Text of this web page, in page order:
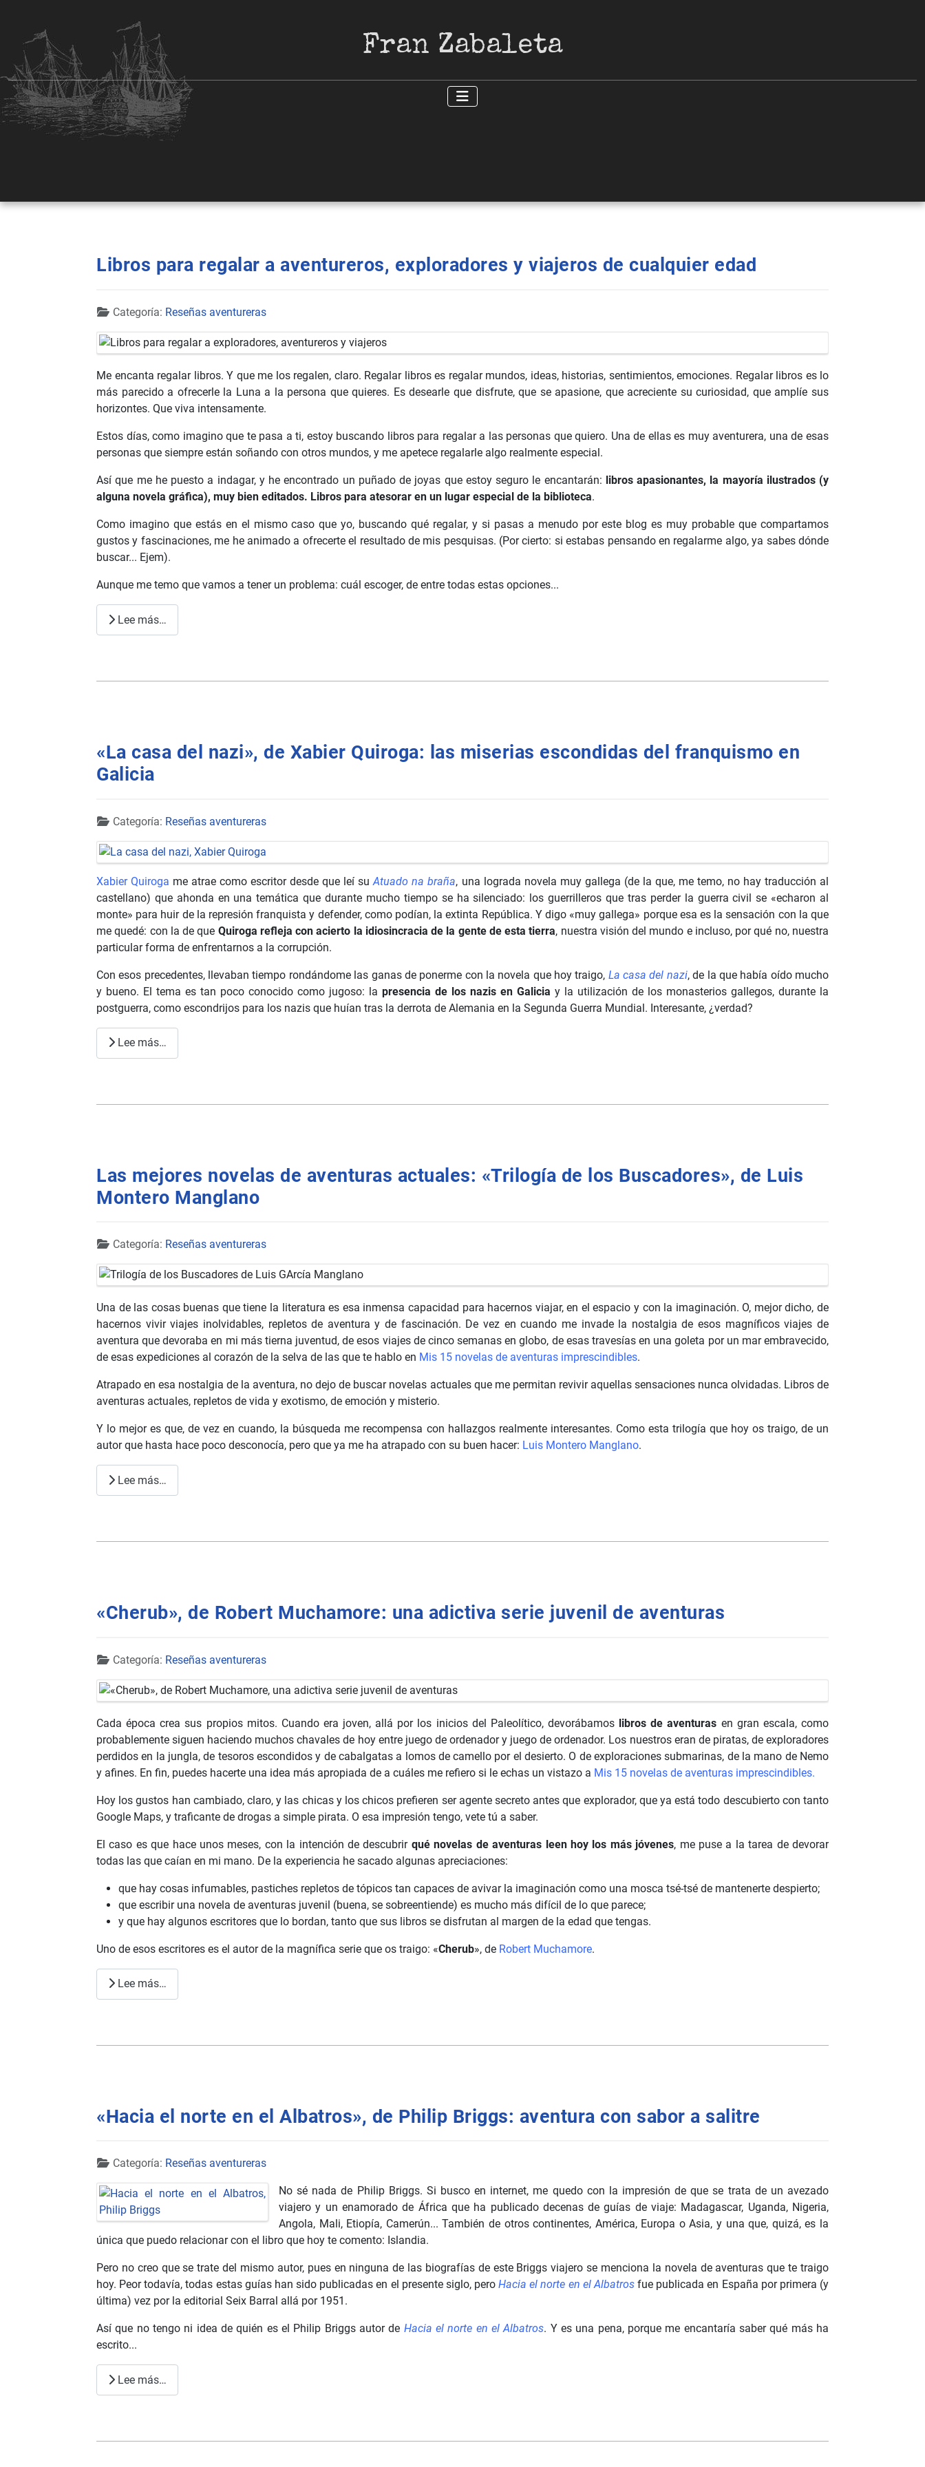
Fran Zabaleta
Libros para regalar a aventureros, exploradores y viajeros de cualquier edad
Detalles
Categoría: Reseñas aventureras
Me encanta regalar libros. Y que me los regalen, claro. Regalar libros es regalar mundos, ideas, historias, sentimientos, emociones. Regalar libros es lo
más parecido a ofrecerle la Luna a la persona que quieres. Es desearle que disfrute, que se apasione, que acreciente su curiosidad, que amplíe sus
horizontes. Que viva intensamente.
Estos días, como imagino que te pasa a ti, estoy buscando libros para regalar a las personas que quiero. Una de ellas es muy aventurera, una de esas
personas que siempre están soñando con otros mundos, y me apetece regalarle algo realmente especial.
Así que me he puesto a indagar, y he encontrado un puñado de joyas que estoy seguro le encantarán: libros apasionantes, la mayoría ilustrados (y
alguna novela gráfica), muy bien editados. Libros para atesorar en un lugar especial de la biblioteca.
Como imagino que estás en el mismo caso que yo, buscando qué regalar, y si pasas a menudo por este blog es muy probable que compartamos
gustos y fascinaciones, me he animado a ofrecerte el resultado de mis pesquisas. (Por cierto: si estabas pensando en regalarme algo, ya sabes dónde
buscar... Ejem).
Aunque me temo que vamos a tener un problema: cuál escoger, de entre todas estas opciones...
Lee más…
«La casa del nazi», de Xabier Quiroga: las miserias escondidas del franquismo en
Galicia
Detalles
Categoría: Reseñas aventureras
Xabier Quiroga me atrae como escritor desde que leí suAtuado na braña, una lograda novela muy gallega (de la que, me temo, no hay traducción al
castellano) que ahonda en una temática que durante mucho tiempo se ha silenciado: los guerrilleros que tras perder la guerra civil se «echaron al
monte» para huir de la represión franquista y defender, como podían, la extinta República. Y digo «muy gallega» porque esa es la sensación con la que
me quedé: con la de que Quiroga refleja con acierto la idiosincracia de la gente de esta tierra, nuestra visión del mundo e incluso, por qué no, nuestra
particular forma de enfrentarnos a la corrupción.
Con esos precedentes, llevaban tiempo rondándome las ganas de ponerme con la novela que hoy traigo, La casa del nazi, de la que había oído mucho
y bueno. El tema es tan poco conocido como jugoso: la presencia de los nazis en Galicia y la utilización de los monasterios gallegos, durante la
postguerra, como escondrijos para los nazis que huían tras la derrota de Alemania en la Segunda Guerra Mundial. Interesante, ¿verdad?
Lee más…
Las mejores novelas de aventuras actuales: «Trilogía de los Buscadores», de Luis
Montero Manglano
Detalles
Categoría: Reseñas aventureras
Una de las cosas buenas que tiene la literatura es esa inmensa capacidad para hacernos viajar, en el espacio y con la imaginación. O, mejor dicho, de
hacernos vivir viajes inolvidables, repletos de aventura y de fascinación. De vez en cuando me invade la nostalgia de esos magníficos viajes de
aventura que devoraba en mi más tierna juventud, de esos viajes de cinco semanas en globo, de esas travesías en una goleta por un mar embravecido,
de esas expediciones al corazón de la selva de las que te hablo en Mis 15 novelas de aventuras imprescindibles.
Atrapado en esa nostalgia de la aventura, no dejo de buscar novelas actuales que me permitan revivir aquellas sensaciones nunca olvidadas. Libros de
aventuras actuales, repletos de vida y exotismo, de emoción y misterio.
Y lo mejor es que, de vez en cuando, la búsqueda me recompensa con hallazgos realmente interesantes. Como esta trilogía que hoy os traigo, de un
autor que hasta hace poco desconocía, pero que ya me ha atrapado con su buen hacer: Luis Montero Manglano.
Lee más…
«Cherub», de Robert Muchamore: una adictiva serie juvenil de aventuras
Detalles
Categoría: Reseñas aventureras
Cada época crea sus propios mitos. Cuando era joven, allá por los inicios del Paleolítico, devorábamos libros de aventuras en gran escala, como
probablemente siguen haciendo muchos chavales de hoy entre juego de ordenador y juego de ordenador. Los nuestros eran de piratas, de exploradores
perdidos en la jungla, de tesoros escondidos y de cabalgatas a lomos de camello por el desierto. O de exploraciones submarinas, de la mano de Nemo
y afines. En fin, puedes hacerte una idea más apropiada de a cuáles me refiero si le echas un vistazo a Mis 15 novelas de aventuras imprescindibles.
Hoy los gustos han cambiado, claro, y las chicas y los chicos prefieren ser agente secreto antes que explorador, que ya está todo descubierto con tanto
Google Maps, y traficante de drogas a simple pirata. O esa impresión tengo, vete tú a saber.
El caso es que hace unos meses, con la intención de descubrir qué novelas de aventuras leen hoy los más jóvenes, me puse a la tarea de devorar
todas las que caían en mi mano. De la experiencia he sacado algunas apreciaciones:
que hay cosas infumables, pastiches repletos de tópicos tan capaces de avivar la imaginación como una mosca tsé-tsé de mantenerte despierto;
que escribir una novela de aventuras juvenil (buena, se sobreentiende) es mucho más difícil de lo que parece;
y que hay algunos escritores que lo bordan, tanto que sus libros se disfrutan al margen de la edad que tengas.
Uno de esos escritores es el autor de la magnífica serie que os traigo: «Cherub», de Robert Muchamore.
Lee más…
«Hacia el norte en el Albatros», de Philip Briggs: aventura con sabor a salitre
Detalles
Categoría: Reseñas aventureras
No sé nada de Philip Briggs. Si busco en internet, me quedo con la impresión de que se trata de un avezado
viajero y un enamorado de África que ha publicado decenas de guías de viaje: Madagascar, Uganda, Nigeria,
Angola, Mali, Etiopía, Camerún... También de otros continentes, América, Europa o Asia, y una que, quizá, es la
única que puedo relacionar con el libro que hoy te comento: Islandia.
Pero no creo que se trate del mismo autor, pues en ninguna de las biografías de este Briggs viajero se menciona la novela de aventuras que te traigo
hoy. Peor todavía, todas estas guías han sido publicadas en el presente siglo, peroHacia el norte en el Albatrosfue publicada en España por primera (y
última) vez por la editorial Seix Barral allá por 1951.
Así que no tengo ni idea de quién es el Philip Briggs autor de Hacia el norte en el Albatros. Y es una pena, porque me encantaría saber qué más ha
escrito...
Lee más…